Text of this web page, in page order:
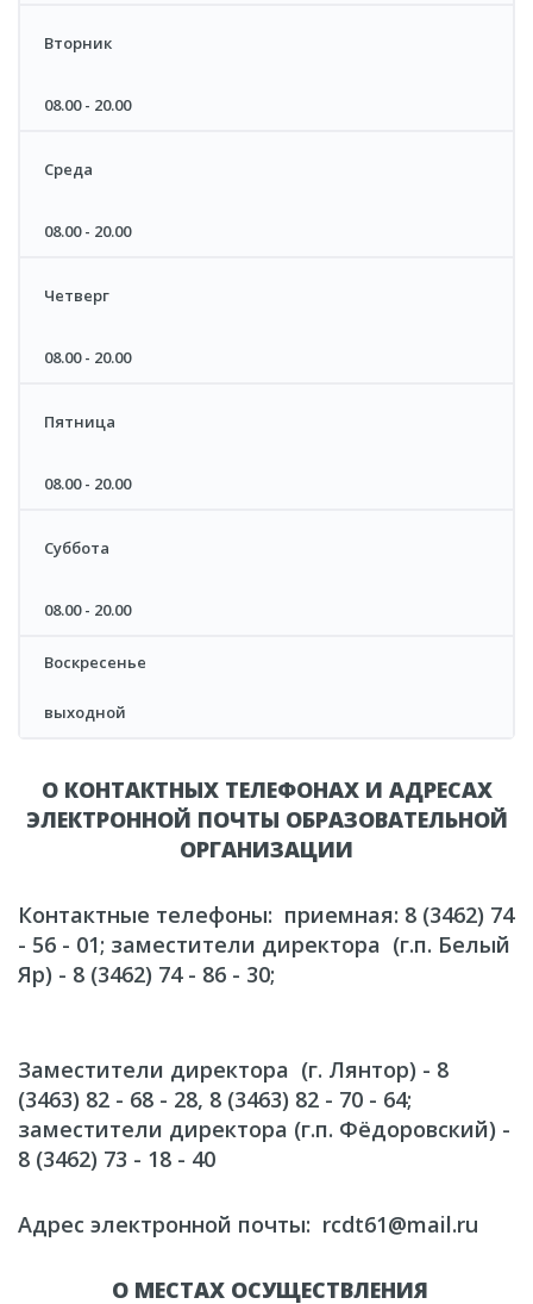
Вторник
08.00 - 20.00
Среда
08.00 - 20.00
Четверг
08.00 - 20.00
Пятница
08.00 - 20.00
Суббота
08.00 - 20.00
Воскресенье
выходной
О КОНТАКТНЫХ ТЕЛЕФОНАХ И АДРЕСАХ
ЭЛЕКТРОННОЙ ПОЧТЫ ОБРАЗОВАТЕЛЬНОЙ
ОРГАНИЗАЦИИ
Контактные телефоны: приемная: 8 (3462) 74
- 56 - 01; заместители директора (г.п. Белый
Яр) - 8 (3462) 74 - 86 - 30;
Заместители директора (г. Лянтор) - 8
(3463) 82 - 68 - 28, 8 (3463) 82 - 70 - 64;
заместители директора (г.п. Фёдоровский) -
8 (3462) 73 - 18 - 40
​​Адрес электронной почты: rcdt61@mail.ru
О МЕСТАХ ОСУЩЕСТВЛЕНИЯ